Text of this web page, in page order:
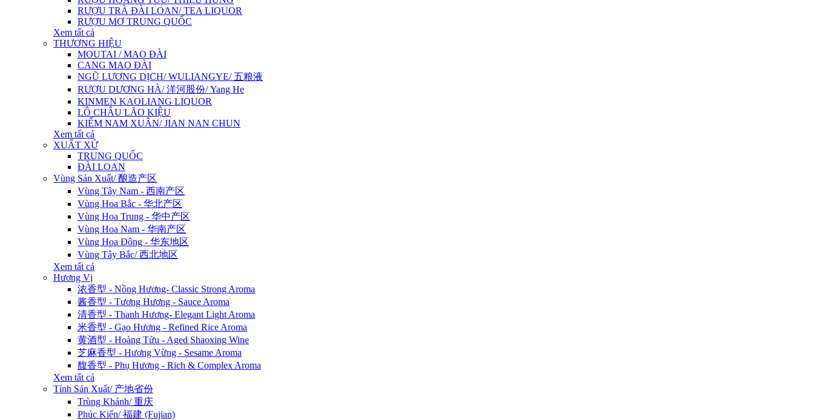
RƯỢU TRÀ ĐÀI LOAN/ TEA LIQUOR
RƯỢU MƠ TRUNG QUỐC
Xem tất cả
THƯƠNG HIỆU
MOUTAI / MAO ĐÀI
CANG MAO ĐÀI
NGŨ LƯƠNG DỊCH/ WULIANGYE/ 五粮液
RƯỢU DƯƠNG HÀ/ 洋河股份/ Yang He
KINMEN KAOLIANG LIQUOR
LÔ CHÂU LÃO KIỆU
KIẾM NAM XUÂN/ JIAN NAN CHUN
Xem tất cả
XUẤT XỨ
TRUNG QUỐC
ĐÀI LOAN
Vùng Sản Xuất/ 酿造产区
Vùng Tây Nam - 西南产区
Vùng Hoa Bắc - 华北产区
Vùng Hoa Trung - 华中产区
Vùng Hoa Nam - 华南产区
Vùng Hoa Đông - 华东地区
Vùng Tây Bắc/ 西北地区
Xem tất cả
Hương Vị
浓香型 - Nồng Hương- Classic Strong Aroma
酱香型 - Tương Hương - Sauce Aroma
清香型 - Thanh Hương- Elegant Light Aroma
米香型 - Gạo Hương - Refined Rice Aroma
黄酒型 - Hoàng Tửu - Aged Shaoxing Wine
芝麻香型 - Hương Vừng - Sesame Aroma
馥香型 - Phụ Hương - Rich & Complex Aroma
Xem tất cả
Tỉnh Sản Xuất/ 产地省份
Trùng Khánh/ 重庆
Phúc Kiến/ 福建 (Fujian)